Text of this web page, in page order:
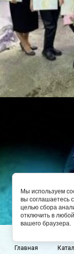
Главная
Мы используем
вы соглашаетесь с
целью сбора
отключить в
вашего браузера.